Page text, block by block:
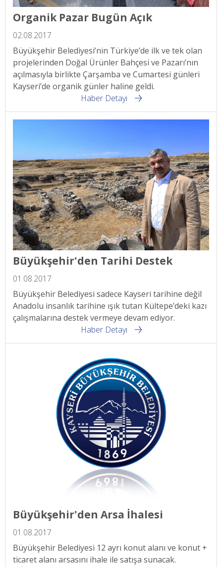
Organik Pazar Bugün Açık
02.08.2017
Büyükşehir Belediyesi’nin Türkiye’de ilk ve tek olan
projelerinden Doğal Ürünler Bahçesi ve Pazarı’nın
açılmasıyla birlikte Çarşamba ve Cumartesi günleri
Kayseri’de organik günler haline geldi.
Haber Detayı
Büyükşehir'den Tarihi Destek
01.08.2017
Büyükşehir Belediyesi sadece Kayseri tarihine değil
Anadolu insanlık tarihine ışık tutan Kültepe’deki kazı
çalışmalarına destek vermeye devam ediyor.
Haber Detayı
Büyükşehir'den Arsa İhalesi
01.08.2017
Büyükşehir Belediyesi 12 ayrı konut alanı ve konut +
ticaret alanı arsasını ihale ile satışa sunacak.